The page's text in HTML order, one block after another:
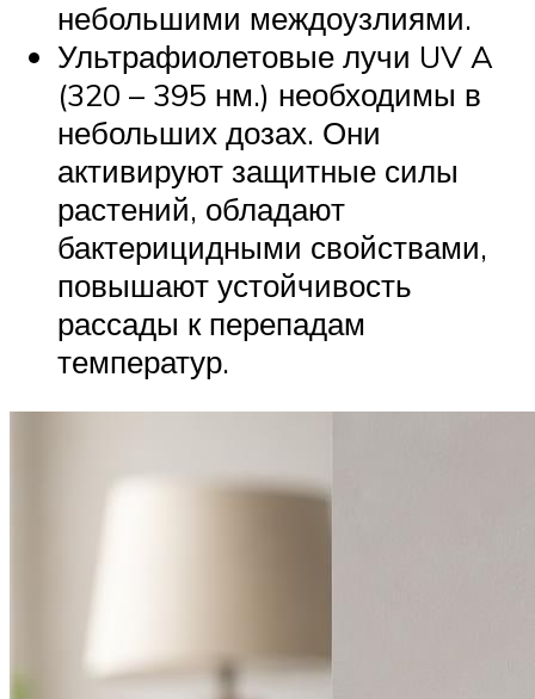
небольшими междоузлиями.
Ультрафиолетовые лучи UV A
(320 – 395 нм.) необходимы в
небольших дозах. Они
активируют защитные силы
растений, обладают
бактерицидными свойствами,
повышают устойчивость
рассады к перепадам
температур.